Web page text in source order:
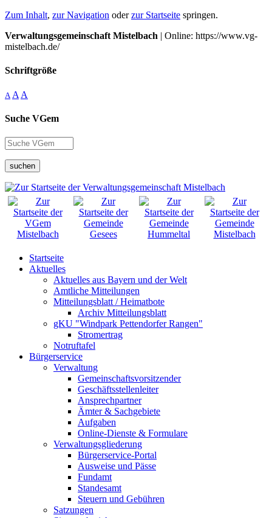
Zum Inhalt, zur Navigation oderzur Startseite springen.
Verwaltungsgemeinschaft Mistelbach | Online: https://www.vg-
mistelbach.de/
Schriftgröße
A A A
Suche VGem
suchen
Startseite
Aktuelles
Aktuelles aus Bayern und der Welt
Amtliche Mitteilungen
Mitteilungsblatt / Heimatbote
Archiv Mitteilungsblatt
gKU "Windpark Pettendorfer Rangen"
Stromertrag
Notruftafel
Bürgerservice
Verwaltung
Gemeinschaftsvorsitzender
Geschäftsstellenleiter
Ansprechpartner
Ämter & Sachgebiete
Aufgaben
Online-Dienste & Formulare
Verwaltungsgliederung
Bürgerservice-Portal
Ausweise und Pässe
Fundamt
Standesamt
Steuern und Gebühren
Satzungen